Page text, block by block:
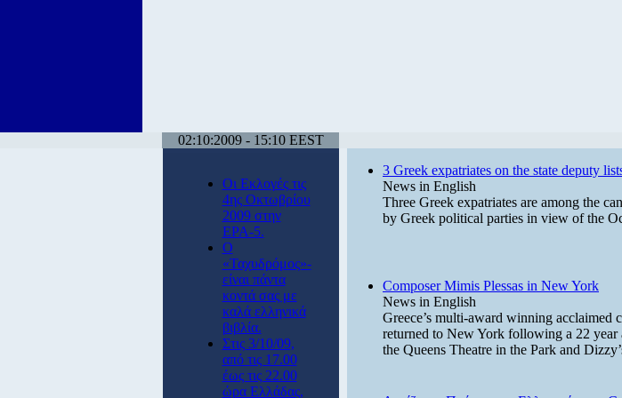
02:10:2009 - 15:10 EEST
Οι Εκλογές τις
4ης Οκτωβρίου
2009 στην
ΕΡΑ-5.
Ο
«Ταχυδρόμος»-
είναι πάντα
κοντά σας με
καλά ελληνικά
βιβλία.
Στις 3/10/09,
από τις 17.00
έως τις 22.00
ώρα Ελλάδας,
3 Greek expatriates on the state deputy
News in English
Three Greek expatriates are among the
by Greek political parties in view of the
Composer Mimis Plessas in New York
News in English
Greece’s multi-award winning acclaimed
returned to New York following a 22 year
the Queens Theatre in the Park and